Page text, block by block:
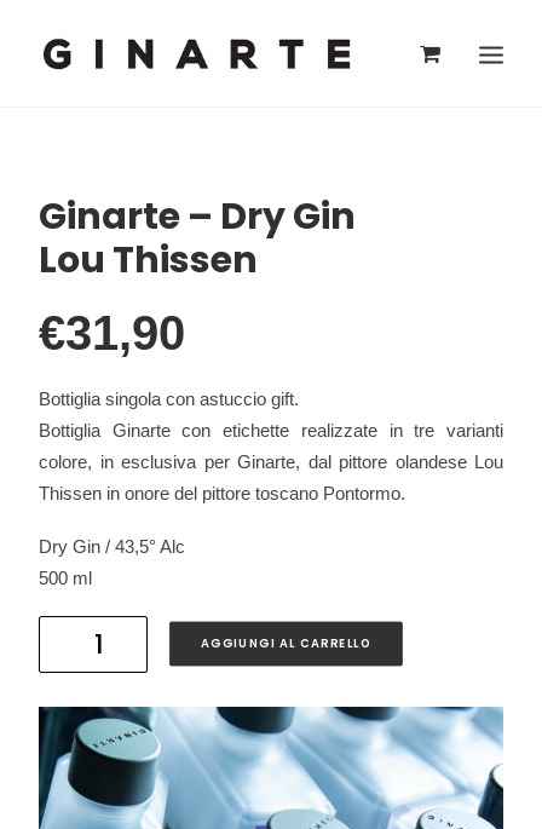
Ginarte – Dry Gin
Lou Thissen
€31,90
Bottiglia singola con astuccio gift.
Bottiglia Ginarte con etichette realizzate in tre varianti
colore, in esclusiva per Ginarte, dal pittore olandese Lou
Thissen in onore del pittore toscano Pontormo.
Dry Gin / 43,5° Alc
500 ml
GINARTE
quantità
AGGIUNGI AL CARRELLO